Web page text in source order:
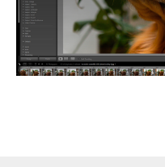
a funkce AI – začneš s
Všechny fotky si teď
pomocí dávkového
o detailní úpravy se ti